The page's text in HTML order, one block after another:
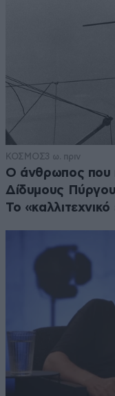
ΚΟΣΜΟΣ3 ω. πριν
Ο άνθρωπος που
Δίδυμους
Το